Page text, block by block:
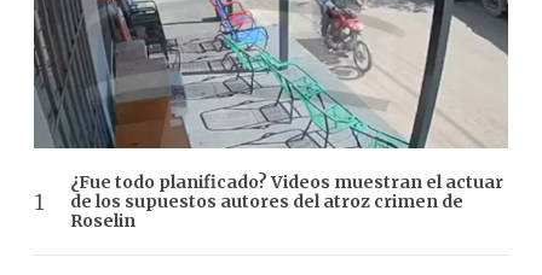
¿Fue todo planificado? Videos muestran el actuar
de los supuestos autores del atroz crimen de
Roselin